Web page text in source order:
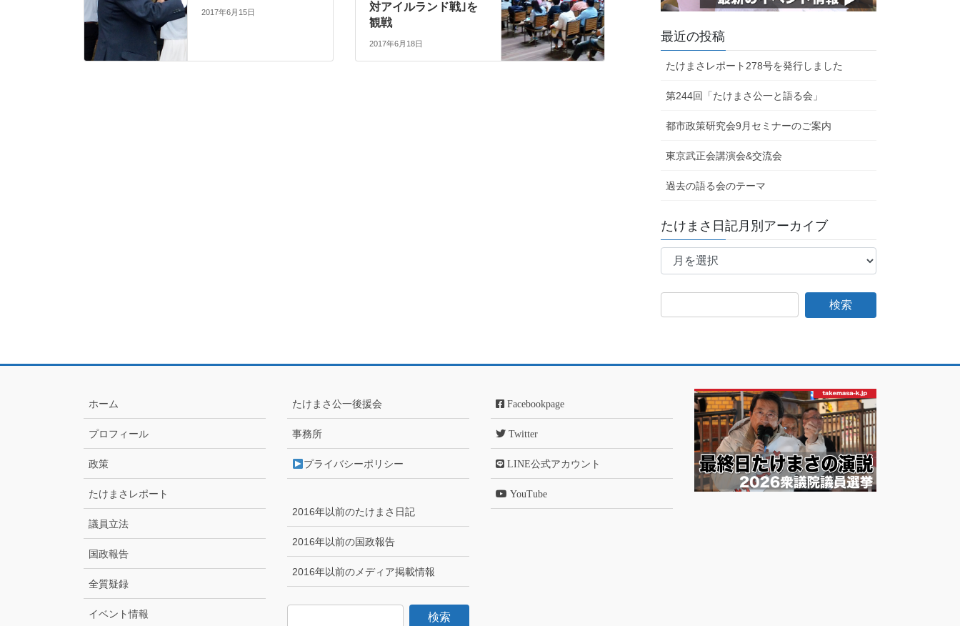
2017年6月15日
対アイルランド戦｣を
観戦
2017年6月18日 最近の投稿
たけまさレポート278号を発行しました
第244回「たけまさ公一と語る会」
都市政策研究会9月セミナーのご案内
東京武正会講演会&交流会
過去の語る会のテーマ
たけまさ日記月別アーカイブ
た
日
別
カ
ホーム
プロフィール
政策
たけまさレポート
議員立法
国政報告
全質疑録
イベント情報
たけまさ公一後援会
事務所
プライバシーポリシー
2016年以前のたけまさ日記
2016年以前の国政報告
2016年以前のメディア掲載情報
Facebookpage
Twitter
LINE公式アカウント
YouTube